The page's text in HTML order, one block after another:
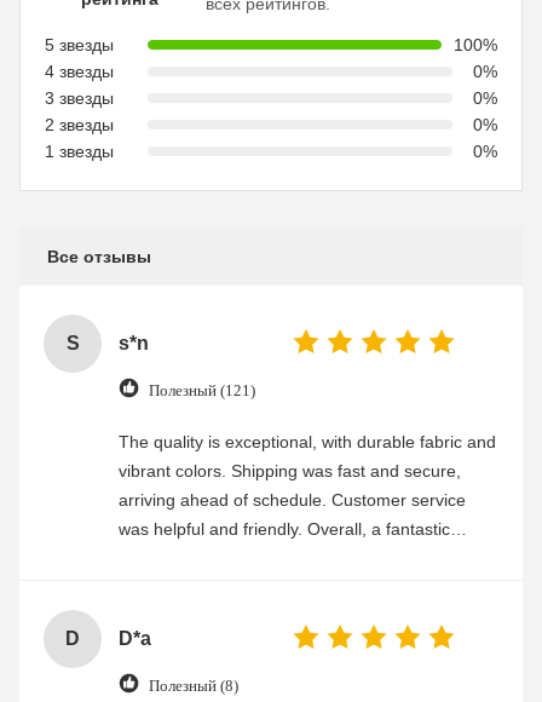
5 звезды
100%
4 звезды
0%
3 звезды
0%
2 звезды
0%
1 звезды
0%
Все отзывы
S s*n
Полезный (121)
The quality is exceptional, with durable fabric and
vibrant colors. Shipping was fast and secure,
arriving ahead of schedule. Customer service
was helpful and friendly. Overall, a fantastic
D D*a
Полезный (8)